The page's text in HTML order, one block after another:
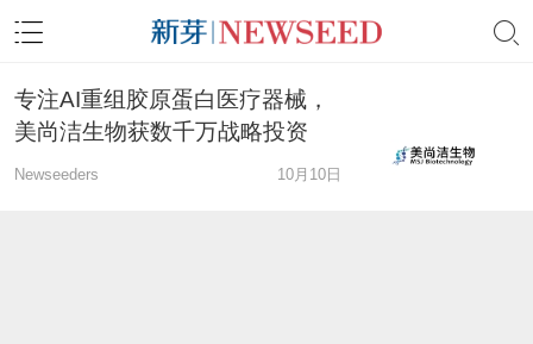
专注AI重组胶原蛋白医疗器械，
美尚洁生物获数千万战略投资
Newseeders 10月10日